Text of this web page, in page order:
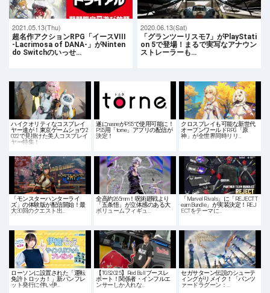
2021.05.13(Thu)
超名作アクションRPG「イースVIII
-Lacrimosa of DANA-」がNinten
do Switchのいっせ…
2020.06.13(Sat)
「グランツーリスモ7」がPlayStati
on 5で登場！まるで実写なアナウン
ストレーラーも…
ハイクオリティなコスプレイ
ヤー達が！東京ゲームショウ2
022で見掛けた美人コスプレイ
ヤー特集！
遂にnasneがPS5で使用可能に！
PS5用「torne」アプリの配信が
決定！
クロスプレイも可能な新世代
オープンワールドRPG「原
神」が全世界同時リリ…
「モンスターハンターライ
ズ」の体験版が配信開始！最
大30回のクエスト出…
全高約265mm！呪術廻戦より
「五条悟」が立体感のある大
ボリュームフィギュ…
「Marvel Rivals」に「REJECT T
eam Bundle」が実装決定！REJ
ECTをテーマに…
ローソンに設置された「運転
免許トロッカ！」新パンフレ
ット発行に伴い伊…
【TGS2025】Red Bullブースレ
ポート！関係者・インフルエ
ンサーしか入れな…
セガサターン伝説のシューテ
ィングがリメイク！「パンツ
ァードラグーン：…